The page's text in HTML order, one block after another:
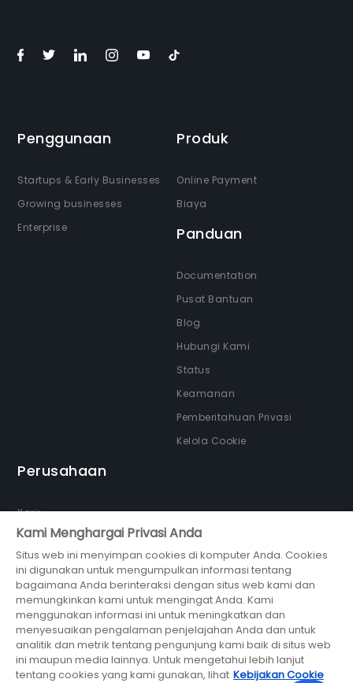
Penggunaan
Startups & Early Businesses
Growing businesses
Enterprise
Produk
Online Payment
Biaya
Panduan
Documentation
Pusat Bantuan
Blog
Hubungi Kami
Status
Keamanan
Pemberitahuan Privasi
Kelola Cookie
Perusahaan
Karir
Tentang kami
Newsroom
Partner
bagian dari
Kami Menghargai Privasi Anda
Situs web ini menyimpan cookies di komputer Anda. Cookies
ini digunakan untuk mengumpulkan informasi tentang
bagaimana Anda berinteraksi dengan situs web kami dan
memungkinkan kami untuk mengingat Anda. Kami
menggunakan informasi ini untuk meningkatkan dan
menyesuaikan pengalaman penjelajahan Anda dan untuk
analitik dan metrik tentang pengunjung kami baik di situs web
ini maupun media lainnya. Untuk mengetahui lebih lanjut
tentang cookies yang kami gunakan, lihat Kebijakan Cookie